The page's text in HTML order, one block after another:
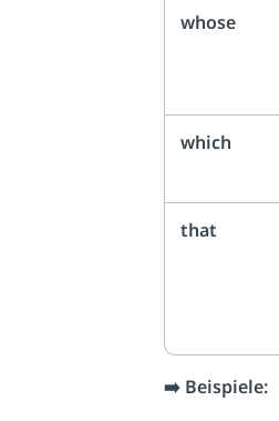
whose
which
that
➡️ Beispiele: